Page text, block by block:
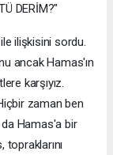
DERİM?"
ilişkisini sordu.
ancak Hamas'ın
karşıyız.
zaman ben
Hamas'a bir